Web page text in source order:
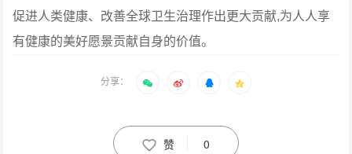
促进人类健康、改善全球卫生治理作出更大贡献,为人人享
有健康的美好愿景贡献自身的价值。
分享：
赞 0